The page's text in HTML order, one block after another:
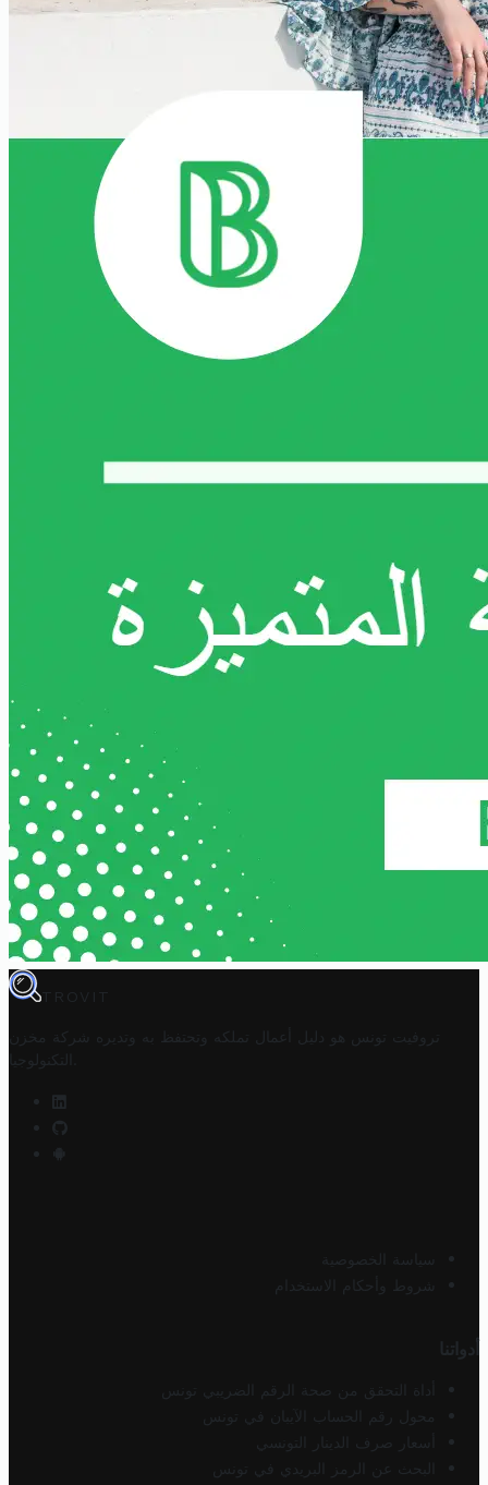
TROVIT
تروفيت تونس هو دليل أعمال تملكه وتحتفظ به وتديره
شركة مخزن
التكنولوجيا
سياسة الخصوصية
شروط وأحكام الاستخدام
أدواتنا
أداة التحقق من صحة الرقم الضريبي تونس
محول رقم الحساب الآيبان في تونس
أسعار صرف الدينار التونسي
البحث عن الرمز البريدي في تونس